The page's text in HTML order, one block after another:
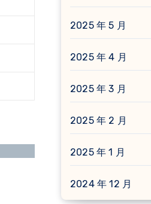
2025 年 5 月
2025 年 4 月
2025 年 3 月
2025 年 2 月
2025 年 1 月
2024 年 12 月